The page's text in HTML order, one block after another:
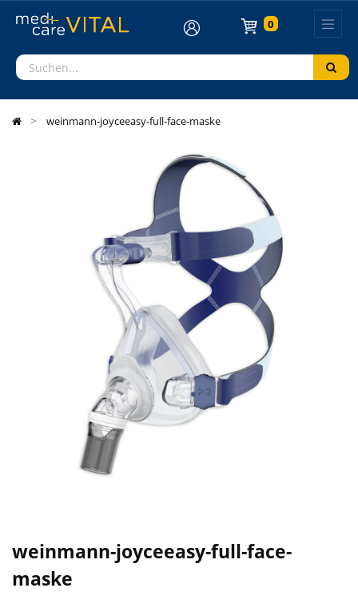
0
weinmann-joyceeasy-full-face-maske
weinmann-joyceeasy-full-face-
maske